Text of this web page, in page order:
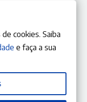
do transporte
a temperatura
cookies. Saiba
e faça a sua